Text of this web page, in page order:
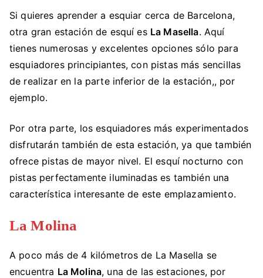
Si quieres aprender a esquiar cerca de Barcelona,
otra gran estación de esquí es La Masella. Aquí
tienes numerosas y excelentes opciones sólo para
esquiadores principiantes, con pistas más sencillas
de realizar en la parte inferior de la estación,, por
ejemplo.
Por otra parte, los esquiadores más experimentados
disfrutarán también de esta estación, ya que también
ofrece pistas de mayor nivel. El esquí nocturno con
pistas perfectamente iluminadas es también una
característica interesante de este emplazamiento.
La Molina
A poco más de 4 kilómetros de La Masella se
encuentra La Molina, una de las estaciones, por